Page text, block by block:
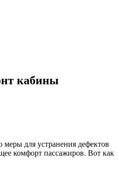
кабины
для устранения дефектов
комфорт пассажиров. Вот как